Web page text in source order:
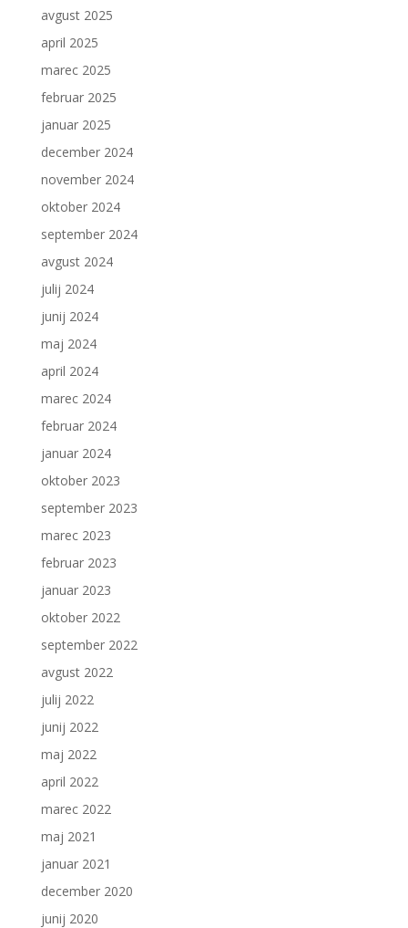
avgust 2025
april 2025
marec 2025
februar 2025
januar 2025
december 2024
november 2024
oktober 2024
september 2024
avgust 2024
julij 2024
junij 2024
maj 2024
april 2024
marec 2024
februar 2024
januar 2024
oktober 2023
september 2023
marec 2023
februar 2023
januar 2023
oktober 2022
september 2022
avgust 2022
julij 2022
junij 2022
maj 2022
april 2022
marec 2022
maj 2021
januar 2021
december 2020
junij 2020